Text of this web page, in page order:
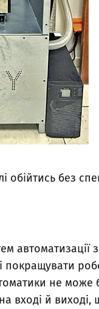
обійтись без
автоматизації
покращувати
не може
вході й